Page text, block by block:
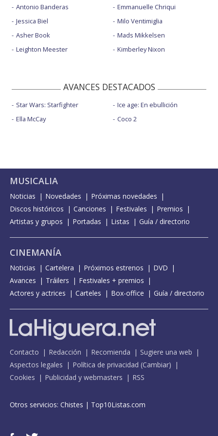
Antonio Banderas
Jessica Biel
Asher Book
Leighton Meester
Emmanuelle Chriqui
Milo Ventimiglia
Mads Mikkelsen
Kimberley Nixon
AVANCES DESTACADOS
Star Wars: Starfighter
Ella McCay
Ice age: En ebullición
Coco 2
MUSICALIA
Noticias Novedades
Próximas novedades
Discos históricos
Canciones Festivales
Premios
Artistas y grupos
Portadas Listas Guía / directorio
CINEMANÍA
Noticias Cartelera Próximos estrenos
DVD
Avances
Tráilers
Festivales + premios
Actores y actrices
Carteles Box-office Guía / directorio
Contacto Redacción Recomienda
Sugiere una web
Aspectos legales
Política de privacidad (Cambiar)
Cookies
Publicidad y webmasters RSS
Otros servicios: Chistes | Top10Listas.com